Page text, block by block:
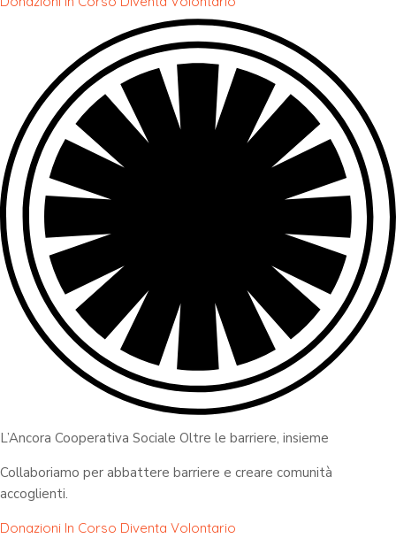
L’Ancora Cooperativa Sociale Oltre le barriere, insieme
Collaboriamo per abbattere barriere e creare comunità
accoglienti.
Donazioni In Corso Diventa Volontario